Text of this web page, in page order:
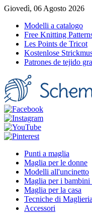
Giovedì, 06 Agosto 2026
Modelli a catalogo
Free Knitting
Les Points de Tricot
Kostenlose
Patrones de tejido
Punti a maglia
Maglia per le donne
Modelli all'uncinetto
Maglia per i
Maglia per la casa
Tecniche di Maglieria
Accessori